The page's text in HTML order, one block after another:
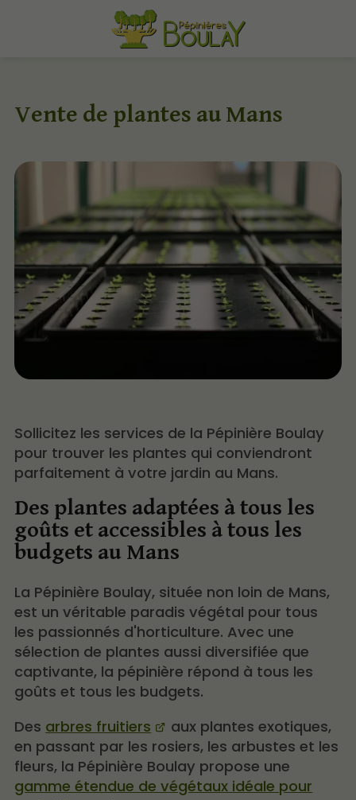
Vente de plantes au Mans
Sollicitez les services de la Pépinière Boulay
pour trouver les plantes qui conviendront
parfaitement à votre jardin au Mans.
Des plantes adaptées à tous les
goûts et accessibles à tous les
budgets au Mans
La Pépinière Boulay, située non loin de Mans,
est un véritable paradis végétal pour tous
les passionnés d'horticulture. Avec une
sélection de plantes aussi diversifiée que
captivante, la pépinière répond à tous les
goûts et tous les budgets.
Des arbres fruitiers
aux plantes exotiques,
en passant par les rosiers, les arbustes et les
fleurs, la Pépinière Boulay propose une
gamme étendue de végétaux idéale pour